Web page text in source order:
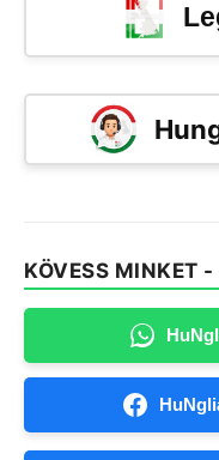
KÖVESS MINKET